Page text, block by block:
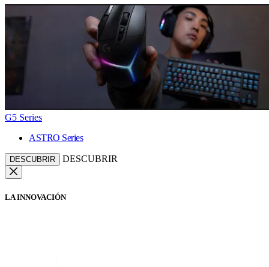
G5 Series
ASTRO Series
DESCUBRIR DESCUBRIR
LA INNOVACIÓN